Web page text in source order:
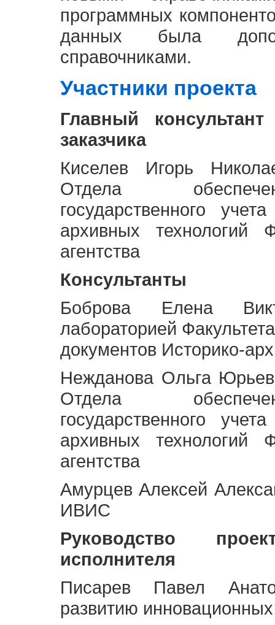
программных
данных была
справочниками.
Участники проекта
Главный
заказчика
Киселев Игорь
Отдела
государственного
архивных технологий
агентства
Консультанты
Боброва Елена
лабораторией
документов Историко-
Нежданова Ольга
Отдела
государственного
архивных технологий
агентства
Амурцев Алексей
ИВИС
Руководство
исполнителя
Писарев Павел
развитию